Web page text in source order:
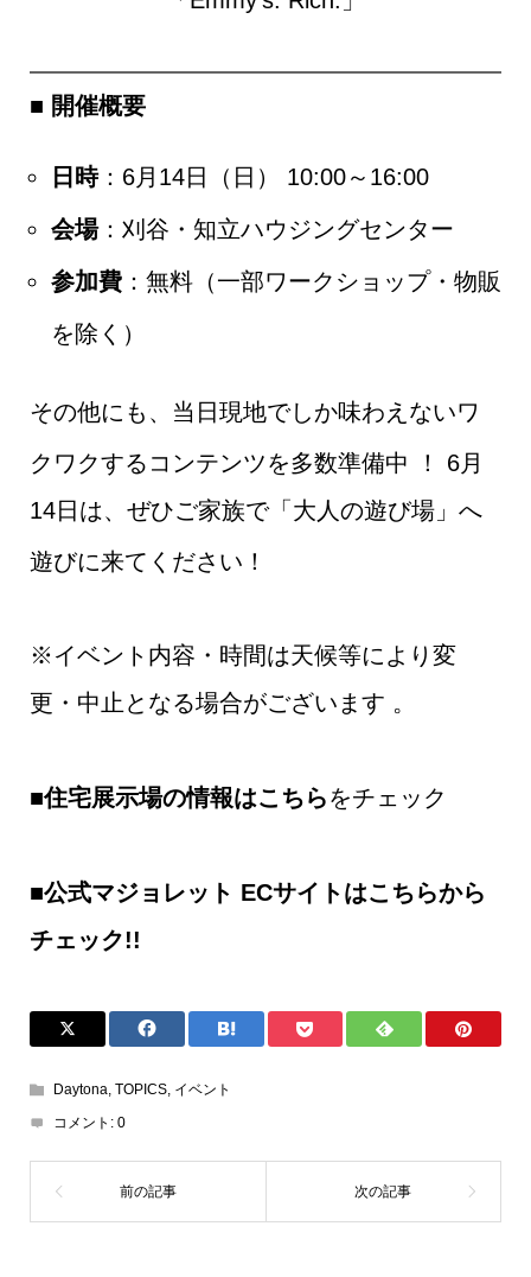
■ 開催概要
日時：6月14日（日） 10:00～16:00
会場：刈谷・知立ハウジングセンター
参加費 ：無料（一部ワークショップ・物販
を除く）
その他にも、当日現地でしか味わえないワ
クワクするコンテンツを多数準備中
！ 6月
14日は、ぜひご家族で「大人の遊び場」へ
遊びに来てください！
※イベント内容・時間は天候等により変
更・中止となる場合がございます 。
■住宅展示場の情報はこちらをチェック
■公式マジョレット ECサイトはこちらから
チェック!!
Daytona, TOPICS, イベント
コメント: 0